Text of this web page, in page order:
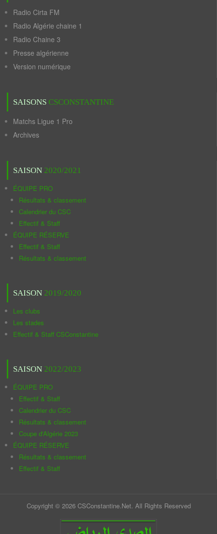
Radio Cirta FM
Radio Algérie chaine 1
Radio Chaine 3
Presse algérienne
Version numérique
SAISONS CSCONSTANTINE
Matchs Ligue 1 Pro
Archives
SAISON 2020/2021
ÉQUIPE PRO
Résultats & classement
Calendrier du CSC
Effectif & Staff
ÉQUIPE RÉSERVE
Effectif & Staff
Résultats & classement
SAISON 2019/2020
Les clubs
Les stades
Effectif & Staff CSConstantine
SAISON 2022/2023
ÉQUIPE PRO
Effectif & Staff
Calendrier du CSC
Résultats & classement
Coupe d'Algérie 2023
ÉQUIPE RÉSERVE
Résultats & classement
Effectif & Staff
Copyright © 2026 CSConstantine.Net. All Rights Reserved